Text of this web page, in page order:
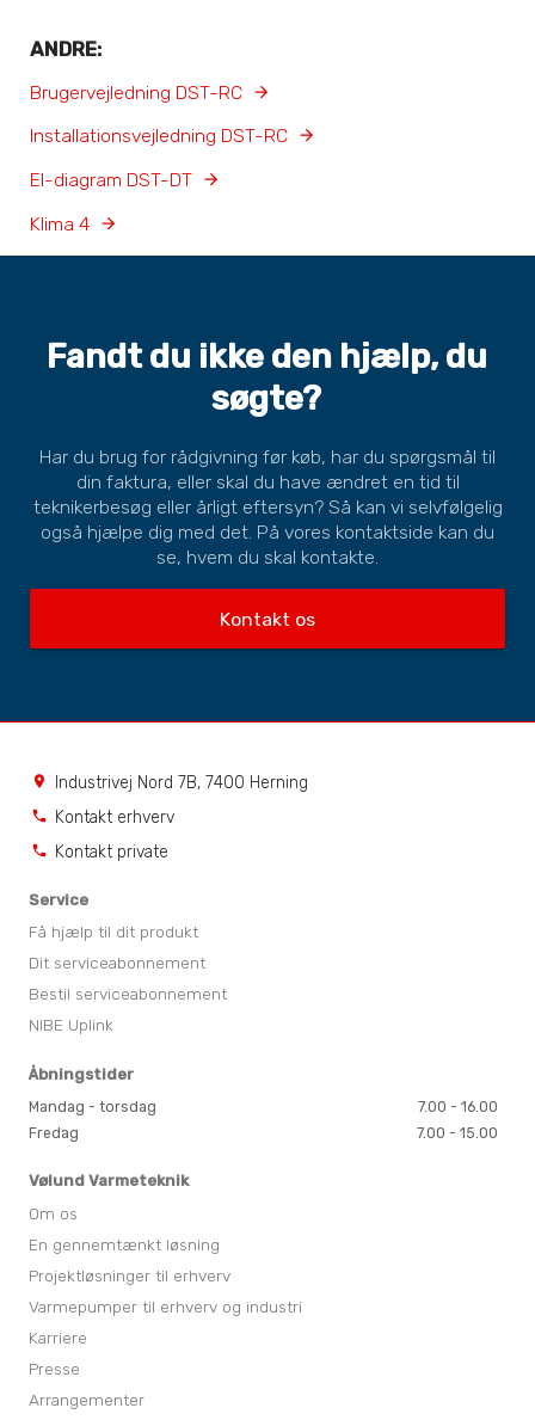
ANDRE:
Brugervejledning DST-RC
Installationsvejledning DST-RC
El-diagram DST-DT
Klima 4
Fandt du ikke den hjælp, du
søgte?
Har du brug for rådgivning før køb, har du spørgsmål til
din faktura, eller skal du have ændret en tid til
teknikerbesøg eller årligt eftersyn? Så kan vi selvfølgelig
også hjælpe dig med det. På vores kontaktside kan du
se, hvem du skal kontakte.
Kontakt os
location_on Industrivej Nord 7B, 7400 Herning
phone Kontakt erhverv
phone Kontakt private
Service
Få hjælp til dit produkt
Dit serviceabonnement
Bestil serviceabonnement
NIBE Uplink
Åbningstider
Mandag - torsdag
7.00 - 16.00
Fredag
7.00 - 15.00
Vølund Varmeteknik
Om os
En gennemtænkt løsning
Projektløsninger til erhverv
Varmepumper til erhverv og industri
Karriere
Presse
Arrangementer